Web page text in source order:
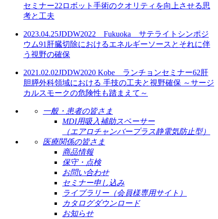
セミナー22 ロボット手術のクオリティを向上させる思
考と工夫
2023.04.25JDDW2022 Fukuoka サテライトシンポジ
ウム91 肝臓切除におけるエネルギーソースとそれに伴
う視野の確保
2021.02.02JDDW2020 Kobe ランチョンセミナー62肝
胆膵外科領域における 手技の工夫と視野確保 ～サージ
カルスモークの危険性も踏まえて～
一般・患者の皆さま
MDI用吸入補助スペーサー
（エアロチャンバープラス静電気防止型）
医療関係の皆さま
商品情報
保守・点検
お問い合わせ
セミナー申し込み
ライブラリー（会員様専用サイト）
カタログダウンロード
お知らせ